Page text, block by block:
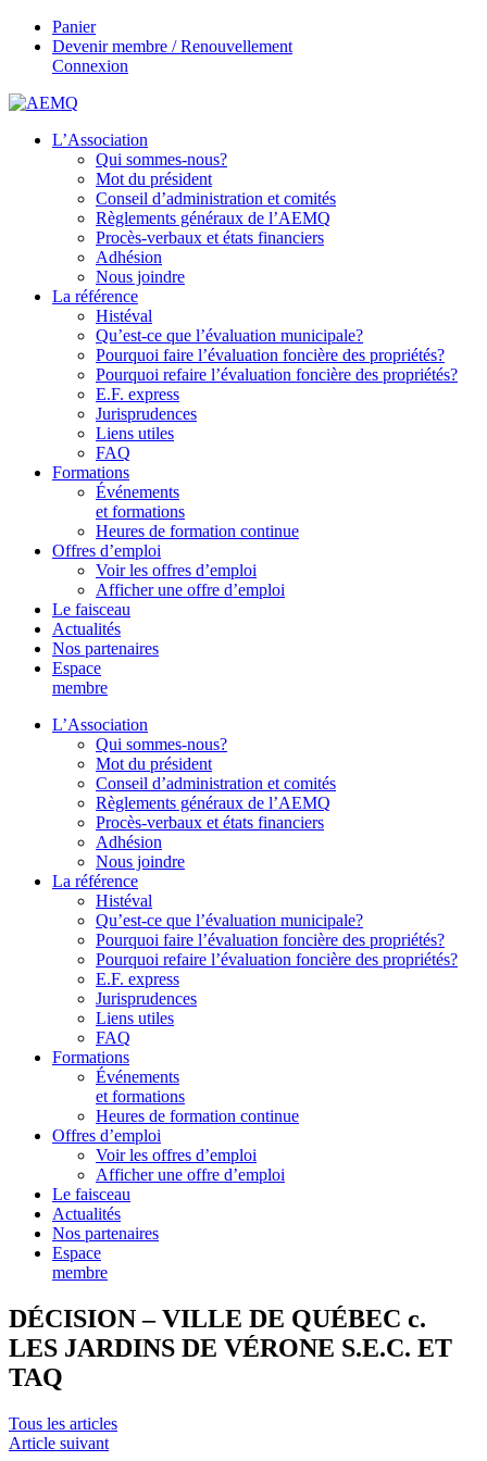
Panier
Devenir membre / Renouvellement
Connexion
L’Association
Qui sommes-nous?
Mot du président
Conseil d’administration et comités
Règlements généraux de l’AEMQ
Procès-verbaux et états financiers
Adhésion
Nous joindre
La référence
Histéval
Qu’est-ce que l’évaluation municipale?
Pourquoi faire l’évaluation foncière des propriétés?
Pourquoi refaire l’évaluation foncière des propriétés?
E.F. express
Jurisprudences
Liens utiles
FAQ
Formations
Événements
et formations
Heures de formation continue
Offres d’emploi
Voir les offres d’emploi
Afficher une offre d’emploi
Le faisceau
Actualités
Nos partenaires
Espace
membre
L’Association
Qui sommes-nous?
Mot du président
Conseil d’administration et comités
Règlements généraux de l’AEMQ
Procès-verbaux et états financiers
Adhésion
Nous joindre
La référence
Histéval
Qu’est-ce que l’évaluation municipale?
Pourquoi faire l’évaluation foncière des propriétés?
Pourquoi refaire l’évaluation foncière des propriétés?
E.F. express
Jurisprudences
Liens utiles
FAQ
Formations
Événements
et formations
Heures de formation continue
Offres d’emploi
Voir les offres d’emploi
Afficher une offre d’emploi
Le faisceau
Actualités
Nos partenaires
Espace
membre
DÉCISION – VILLE DE QUÉBEC c.
LES JARDINS DE VÉRONE S.E.C. ET
TAQ
Tous les articles
Article suivant